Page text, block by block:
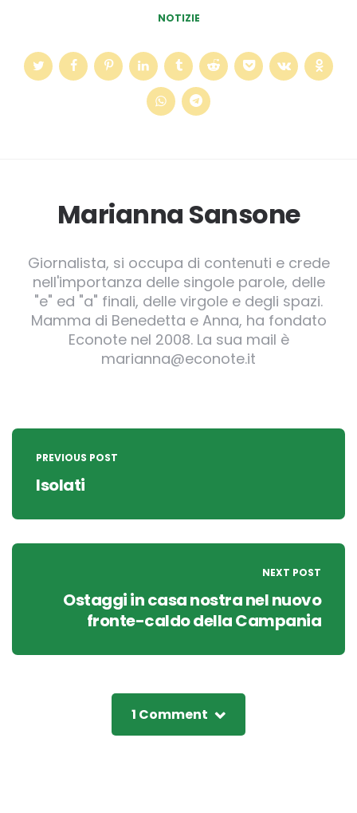
NOTIZIE
Marianna Sansone
Giornalista, si occupa di contenuti e crede
nell'importanza delle singole parole, delle
"e" ed "a" finali, delle virgole e degli spazi.
Mamma di Benedetta e Anna, ha fondato
Econote nel 2008. La sua mail è
marianna@econote.it
Post
navigation
PREVIOUS POST
Isolati
NEXT POST
Ostaggi in casa nostra nel nuovo
fronte-caldo della Campania
1 Comment